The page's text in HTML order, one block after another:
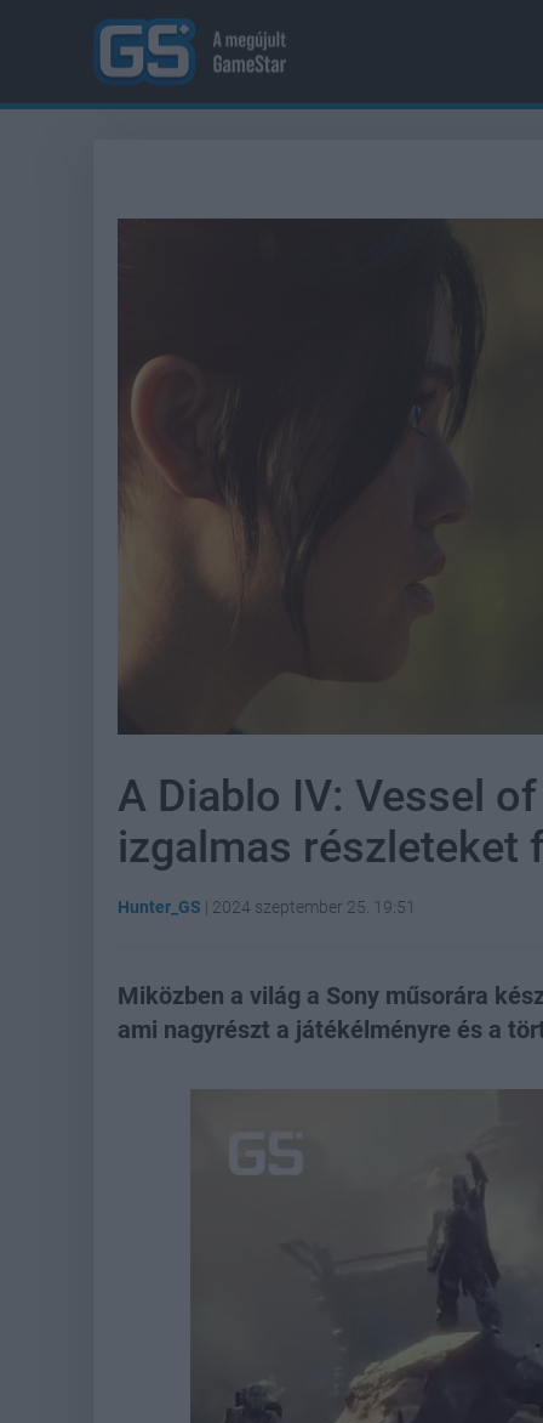
A Diablo IV: Vessel
izgalmas részleteket
Hunter_GS | 2024 szeptember 25. 19:51
Miközben a világ a Sony műsorára
ami nagyrészt a játékélményre és a